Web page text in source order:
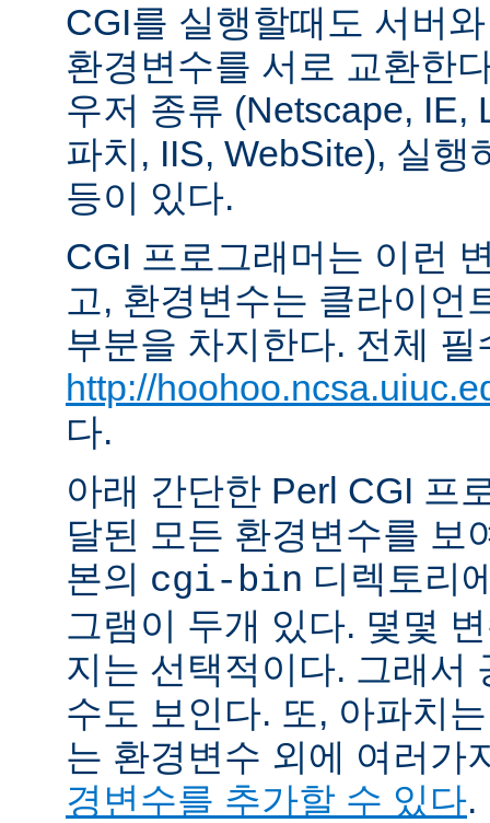
CGI를 실행할때도 서버
환경변수를 서로 교환한
우저 종류 (Netscape, IE,
파치, IIS, WebSite), 실행
등이 있다.
CGI 프로그래머는 이런
고, 환경변수는 클라이언
부분을 차지한다. 전체
http://
다.
아래 간단한 Perl CGI 프
달된 모든 환경변수를 보
본의 cgi-bin 디렉토리
그램이 두개 있다. 몇몇
지는 선택적이다. 그래서
수도 보인다. 또, 아파치
는 환경변수 외에 여러가
경변수를 추가할 수 있다.